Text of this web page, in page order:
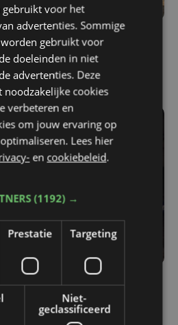
za 1 augustus | 17:21
Izegem: drie rijstroken
| 09:32
in woning in Sint-
gebruikt voor het
advertenties. Sommige
gebruikt voor
doeleinden in niet
advertenties. Deze
noodzakelijke cookies
verbeteren en
om jouw ervaring op
Lees hier
en cookiebeleid.
(1192) →
Prestatie Targeting
Niet-
geclassificeerd